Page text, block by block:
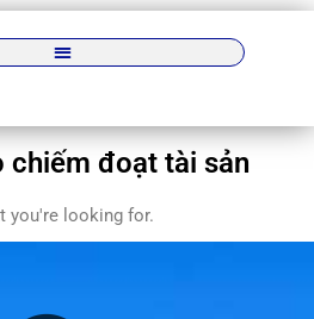
chiếm đoạt tài sản
you're looking for.